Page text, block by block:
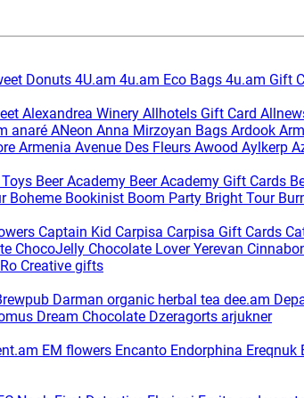
Donuts 4U.am 4u.am Eco Bags 4u.am Gift
Alexandrea Winery Allhotels Gift Card
anaré ANeon Anna Mirzoyan Bags Ardook
Armenia Avenue Des Fleurs Awood Aylkerp
Beer Academy Beer Academy Gift Cards
Boheme Bookinist Boom Party Bright Tour
Captain Kid Carpisa Carpisa Gift Cards
ChocoJelly Chocolate Lover Yerevan
Creative gifts
Darman organic herbal tea dee.am
Dream Chocolate Dzeragorts arjukner
EM flowers Encanto Endorphina Ereqnuk